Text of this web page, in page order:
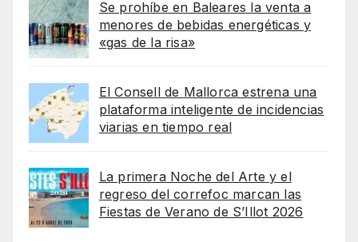
Se prohíbe en Baleares la venta a
menores de bebidas energéticas y
«gas de la risa»
El Consell de Mallorca estrena una
plataforma inteligente de incidencias
viarias en tiempo real
La primera Noche del Arte y el
regreso del correfoc marcan las
Fiestas de Verano de S’Illot 2026